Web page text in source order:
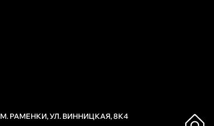
М. РАМЕНКИ, УЛ. ВИННИЦКАЯ, 8К4